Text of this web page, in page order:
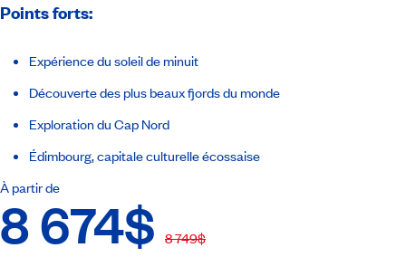
Points forts:
Expérience du soleil de minuit
Découverte des plus beaux fjords du monde
Exploration du Cap Nord
Édimbourg, capitale culturelle écossaise
À partir de
8 674$ 8 749$